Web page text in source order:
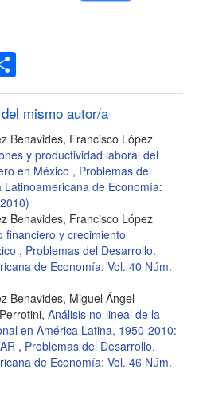
mismo autor/a
Benavides, Francisco López
y productividad laboral del
en México , Problemas del
Latinoamericana de Economía:
Benavides, Francisco López
financiero y crecimiento
, Problemas del Desarrollo.
de Economía: Vol. 40 Núm.
Benavides, Miguel Ángel
Análisis no-lineal de la
en América Latina, 1950-2010:
, Problemas del Desarrollo.
de Economía: Vol. 46 Núm.